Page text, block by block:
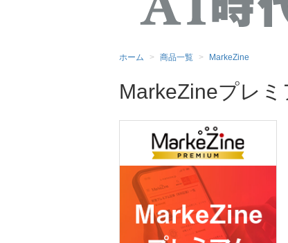
ホーム 商品一覧 MarkeZine
MarkeZineプレ